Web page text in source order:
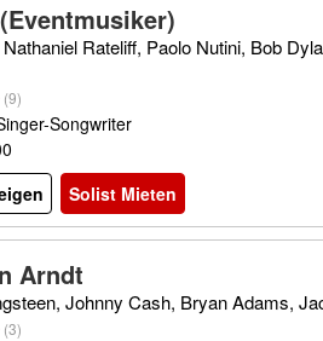
Rateliff, Paolo Nutini, Bob
(9)
Songwriter
Solist Mieten
Arndt
Johnny Cash, Bryan Adams,
(3)